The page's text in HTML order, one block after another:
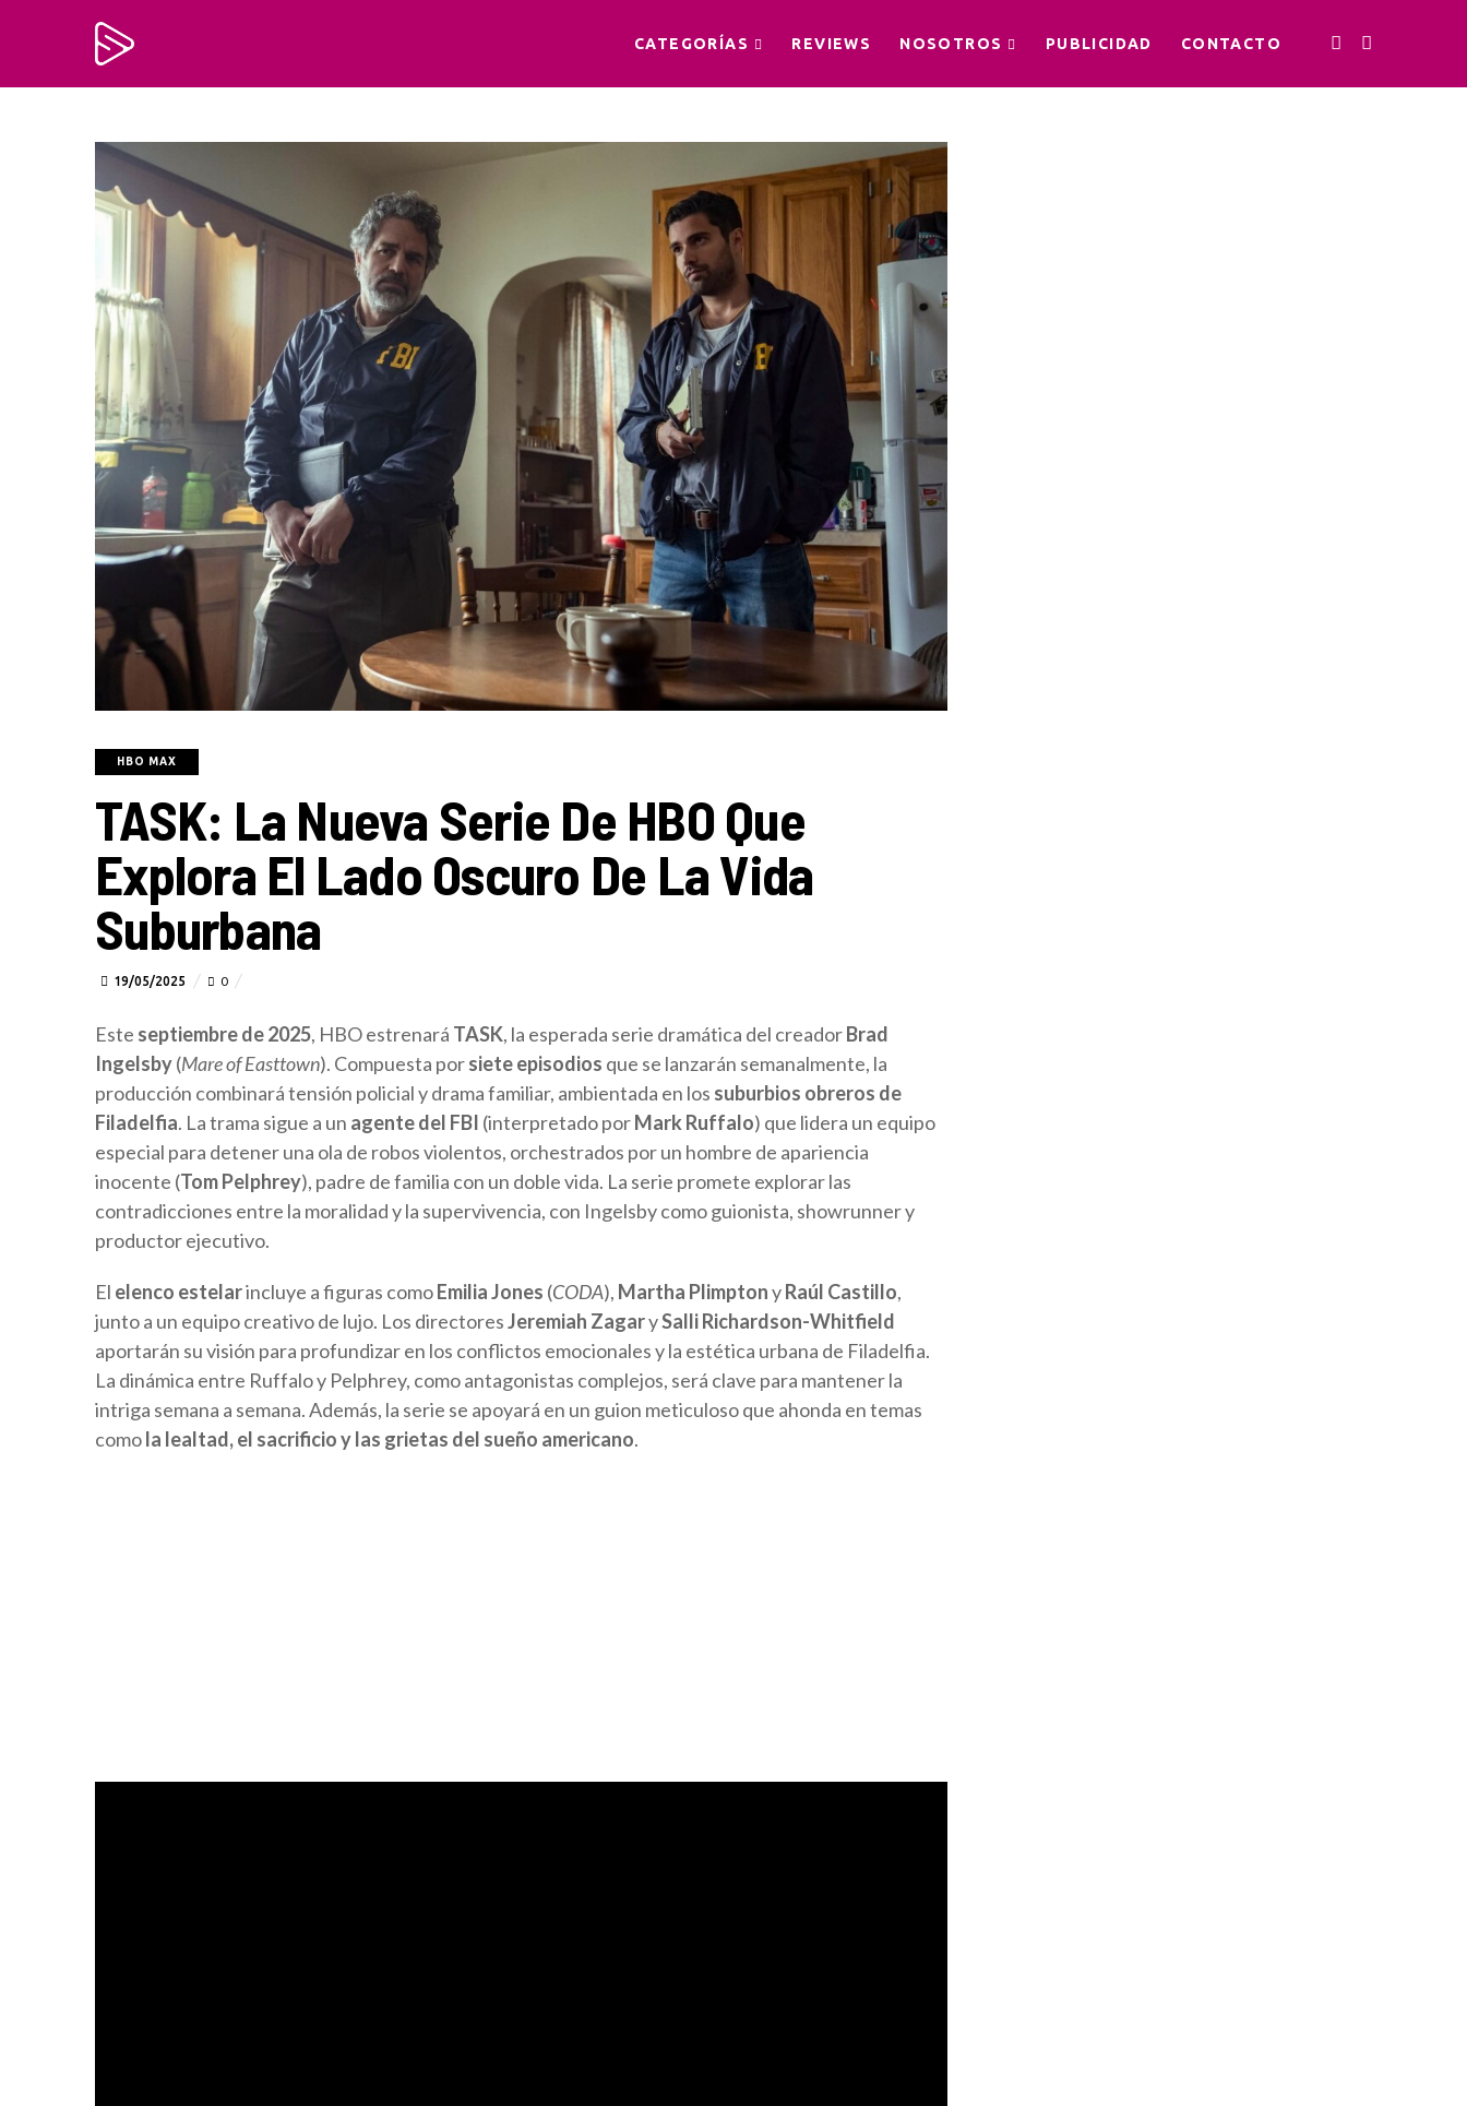
CATEGORÍAS REVIEWS NOSOTROS PUBLICIDAD CONTACTO
HBO MAX
TASK: La Nueva Serie De HBO Que
Explora El Lado Oscuro De La Vida
Suburbana
19/05/2025 0
Este septiembre de 2025, HBO estrenará TASK, la esperada serie dramática del creadorBrad
Ingelsby(Mare of Easttown). Compuesta porsiete episodios que se lanzarán semanalmente, la
producción combinará tensión policial y drama familiar, ambientada en los suburbios obreros de
Filadelfia. La trama sigue a un agente del FBI (interpretado porMark Ruffalo) que lidera un equipo
especial para detener una ola de robos violentos, orchestrados por un hombre de apariencia
inocente (Tom Pelphrey), padre de familia con un doble vida. La serie promete explorar las
contradicciones entre la moralidad y la supervivencia, con Ingelsby como guionista, showrunner y
productor ejecutivo.
El elenco estelarincluye a figuras comoEmilia Jones (CODA), Martha PlimptonyRaúl Castillo,
junto a un equipo creativo de lujo. Los directoresJeremiah ZagarySalli Richardson-Whitfield
aportarán su visión para profundizar en los conflictos emocionales y la estética urbana de Filadelfia.
La dinámica entre Ruffalo y Pelphrey, como antagonistas complejos, será clave para mantener la
intriga semana a semana. Además, la serie se apoyará en un guion meticuloso que ahonda en temas
comola lealtad, el sacrificio y las grietas del sueño americano.